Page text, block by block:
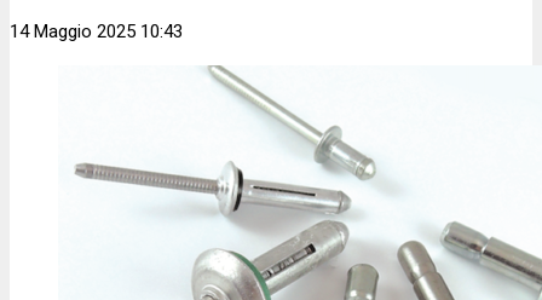
14 Maggio 2025 10:43